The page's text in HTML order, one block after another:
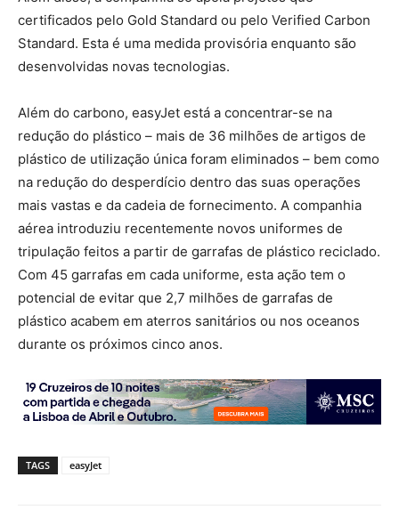
certificados pelo Gold Standard ou pelo Verified Carbon
Standard. Esta é uma medida provisória enquanto são
desenvolvidas novas tecnologias.
Além do carbono, easyJet está a concentrar-se na
redução do plástico – mais de 36 milhões de artigos de
plástico de utilização única foram eliminados – bem como
na redução do desperdício dentro das suas operações
mais vastas e da cadeia de fornecimento. A companhia
aérea introduziu recentemente novos uniformes de
tripulação feitos a partir de garrafas de plástico reciclado.
Com 45 garrafas em cada uniforme, esta ação tem o
potencial de evitar que 2,7 milhões de garrafas de
plástico acabem em aterros sanitários ou nos oceanos
durante os próximos cinco anos.
TAGS easyJet